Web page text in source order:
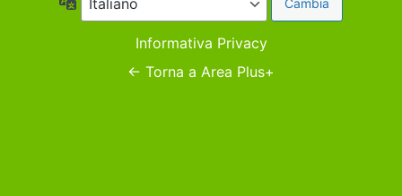
Informativa Privacy
← Torna a Area Plus+